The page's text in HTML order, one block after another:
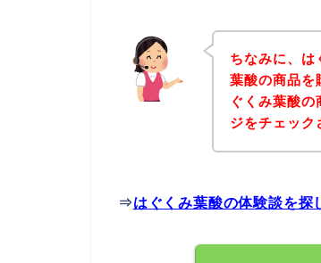
ちなみに、は
葉酸の商品を
ぐくみ葉酸
ジをチェック
⇒はぐくみ葉酸の体験談を探